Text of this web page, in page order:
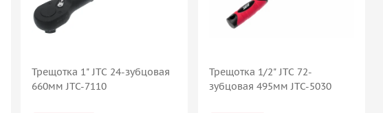
Трещотка 1" JTC 24-зубцовая
660мм JTC-7110
Трещотка 1/2" JTC 72-
зубцовая 495мм JTC-5030